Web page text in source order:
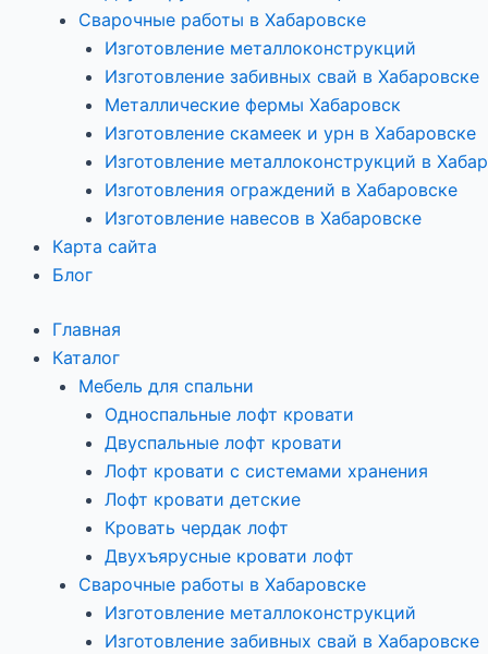
Сварочные работы в Хабаровске
Изготовление металлоконструкций
Изготовление забивных свай в Хабаровске
Металлические фермы Хабаровск
Изготовление скамеек и урн в Хабаровске
Изготовление металлоконструкций в
Изготовления ограждений в Хабаровске
Изготовление навесов в Хабаровске
Карта сайта
Блог
Главная
Каталог
Мебель для спальни
Односпальные лофт кровати
Двуспальные лофт кровати
Лофт кровати с системами хранения
Лофт кровати детские
Кровать чердак лофт
Двухъярусные кровати лофт
Сварочные работы в Хабаровске
Изготовление металлоконструкций
Изготовление забивных свай в Хабаровске